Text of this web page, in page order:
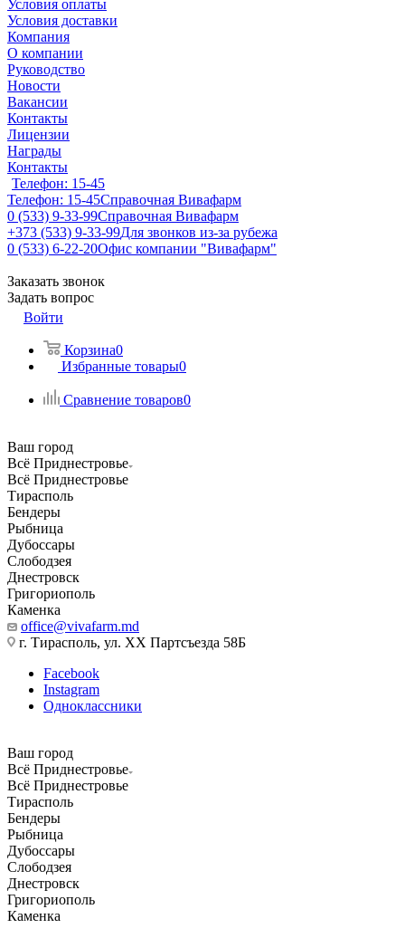
Условия оплаты
Условия доставки
Компания
О компании
Руководство
Новости
Вакансии
Контакты
Лицензии
Награды
Контакты
Телефон: 15-45
Телефон: 15-45Справочная Вивафарм
0 (533) 9-33-99Справочная Вивафарм
+373 (533) 9-33-99Для звонков из-за рубежа
0 (533) 6-22-20Офис компании "Вивафарм"
Заказать звонок
Задать вопрос
Войти
Корзина0
Избранные товары0
Сравнение товаров0
Ваш город
Всё Приднестровье
Всё Приднестровье
Тирасполь
Бендеры
Рыбница
Дубоссары
Слободзея
Днестровск
Григориополь
Каменка
office@vivafarm.md
г. Тирасполь, ул. ХХ Партсъезда 58Б
Facebook
Instagram
Одноклассники
Ваш город
Всё Приднестровье
Всё Приднестровье
Тирасполь
Бендеры
Рыбница
Дубоссары
Слободзея
Днестровск
Григориополь
Каменка